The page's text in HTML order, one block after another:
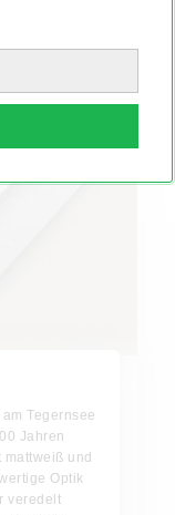
Tegernsee
Jahren
und
Optik
veredelt